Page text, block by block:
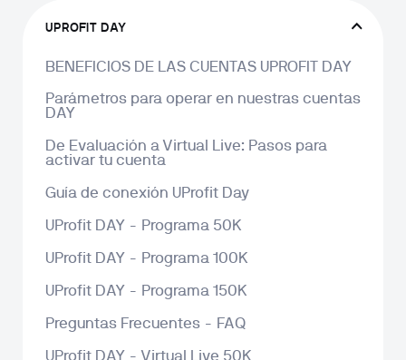
UPROFIT DAY
BENEFICIOS DE LAS CUENTAS UPROFIT DAY
Parámetros para operar en nuestras cuentas
DAY
De Evaluación a Virtual Live: Pasos para
activar tu cuenta
Guía de conexión UProfit Day
UProfit DAY - Programa 50K
UProfit DAY - Programa 100K
UProfit DAY - Programa 150K
Preguntas Frecuentes - FAQ
UProfit DAY - Virtual Live 50K